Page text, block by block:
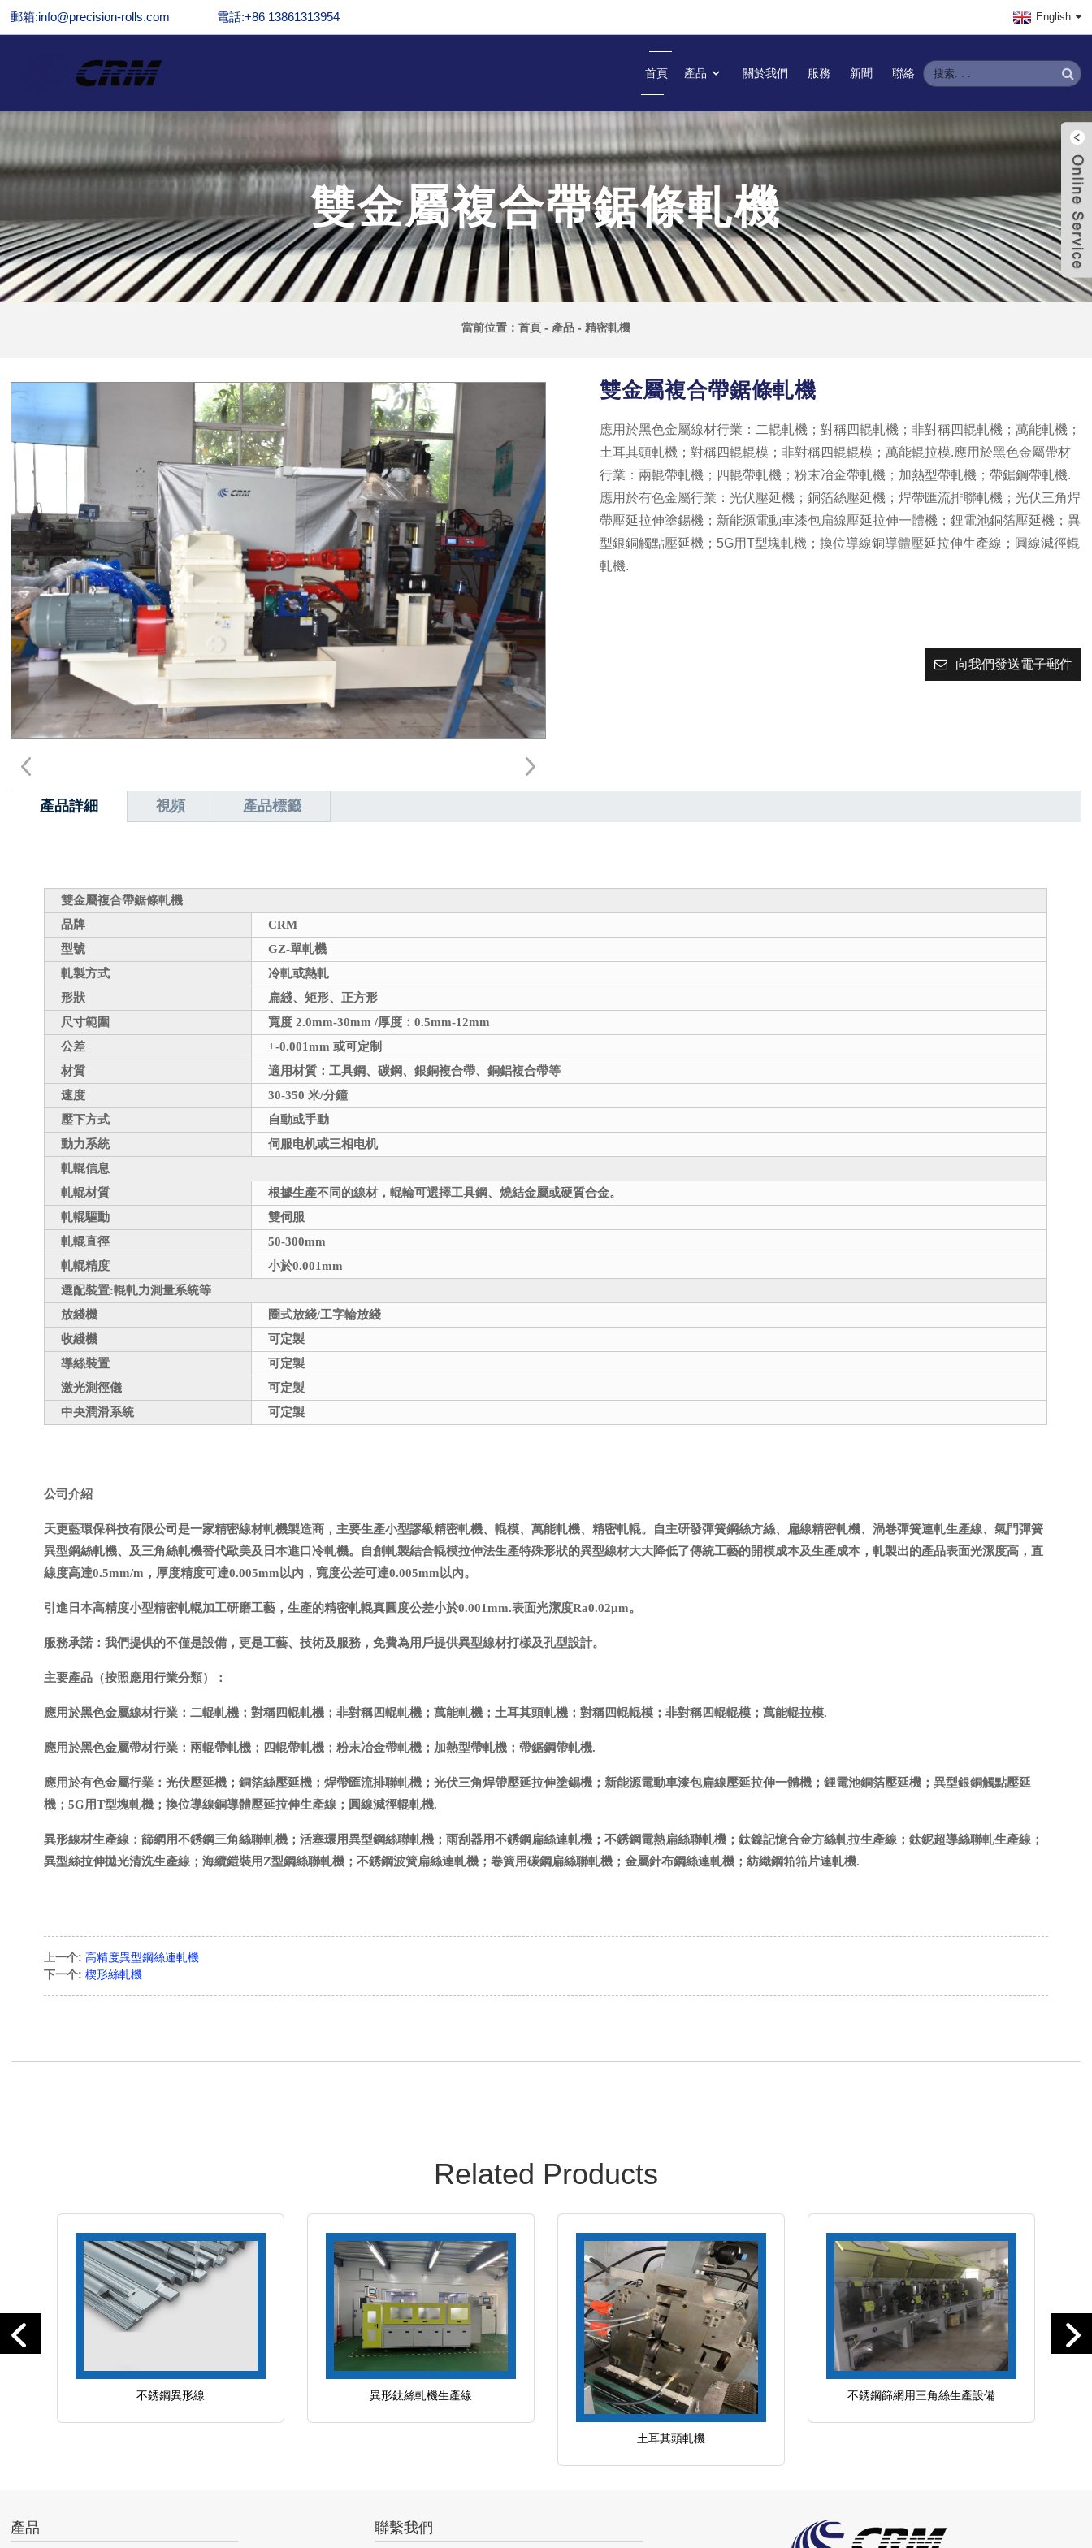
郵箱:info@precision-rolls.com 電話:+86 13861313954 English
首頁 產品 關於我們 服務 新聞 聯絡
雙金屬複合帶鋸條軋機
當前位置： 首頁 - 產品 - 精密軋機
雙金屬複合帶鋸條軋機
應用於黑色金屬線材行業：二輥軋機；對稱四輥軋機；非對稱四輥軋機；萬能軋機；
土耳其頭軋機；對稱四輥輥模；非對稱四輥輥模；萬能輥拉模.應用於黑色金屬帶材
行業：兩輥帶軋機；四輥帶軋機；粉末冶金帶軋機；加熱型帶軋機；帶鋸鋼帶軋機.
應用於有色金屬行業：光伏壓延機；銅箔絲壓延機；焊帶匯流排聯軋機；光伏三角焊
帶壓延拉伸塗錫機；新能源電動車漆包扁線壓延拉伸一體機；鋰電池銅箔壓延機；異
型銀銅觸點壓延機；5G用T型塊軋機；換位導線銅導體壓延拉伸生產線；圓線減徑輥
軋機.
向我們發送電子郵件
產品詳細 視頻 產品標籤
雙金屬複合帶鋸條軋機
品牌
CRM
型號
GZ-單軋機
軋製方式
冷軋或熱軋
形狀
扁綫、矩形、正方形
尺寸範圍
寬度 2.0mm-30mm /厚度：0.5mm-12mm
公差
+-0.001mm或可定制
材質
適用材質：工具鋼、碳鋼、銀銅複合帶、銅鋁複合帶等
速度
30-350米/分鐘
壓下方式
自動或手動
動力系統
伺服电机或三相电机
軋輥信息
軋輥材質
根據生產不同的線材，輥輪可選擇工具鋼、燒結金屬或硬質合金。
軋輥驅動
雙伺服
軋輥直徑
50-300mm
軋輥精度
小於0.001mm
選配裝置:輥軋力測量系統等
放綫機
圈式放綫/工字輪放綫
收綫機
可定製
導絲裝置
可定製
激光測徑儀
可定製
中央潤滑系統
可定製
公司介紹
天更藍環保科技有限公司是一家精密線材軋機製造商，主要生產小型謬級精密軋機、輥模、萬能軋機、精密軋輥。自主研發彈簧鋼絲方絲、扁線精密軋機、渦卷彈簧連軋生產線、氣門彈簧
異型鋼絲軋機、及三角絲軋機替代歐美及日本進口冷軋機。自創軋製結合輥模拉伸法生產特殊形狀的異型線材大大降低了傳統工藝的開模成本及生產成本，軋製出的產品表面光潔度高，直
線度高達0.5mm/m，厚度精度可達0.005mm以內，寬度公差可達0.005mm以內。
引進日本高精度小型精密軋輥加工研磨工藝，生產的精密軋輥真圓度公差小於0.001mm.表面光潔度Ra0.02μm。
服務承諾：我們提供的不僅是設備，更是工藝、技術及服務，免費為用戶提供異型線材打樣及孔型設計。
主要產品（按照應用行業分類）：
應用於黑色金屬線材行業：二輥軋機；對稱四輥軋機；非對稱四輥軋機；萬能軋機；土耳其頭軋機；對稱四輥輥模；非對稱四輥輥模；萬能輥拉模.
應用於黑色金屬帶材行業：兩輥帶軋機；四輥帶軋機；粉末冶金帶軋機；加熱型帶軋機；帶鋸鋼帶軋機.
應用於有色金屬行業：光伏壓延機；銅箔絲壓延機；焊帶匯流排聯軋機；光伏三角焊帶壓延拉伸塗錫機；新能源電動車漆包扁線壓延拉伸一體機；鋰電池銅箔壓延機；異型銀銅觸點壓延
機；5G用T型塊軋機；換位導線銅導體壓延拉伸生產線；圓線減徑輥軋機.
異形線材生產線：篩網用不銹鋼三角絲聯軋機；活塞環用異型鋼絲聯軋機；雨刮器用不銹鋼扁絲連軋機；不銹鋼電熱扁絲聯軋機；鈦鎳記憶合金方絲軋拉生產線；鈦鈮超導絲聯軋生產線；
異型絲拉伸拋光清洗生產線；海纜鎧裝用Z型鋼絲聯軋機；不銹鋼波簧扁絲連軋機；卷簧用碳鋼扁絲聯軋機；金屬針布鋼絲連軋機；紡織鋼筘筘片連軋機.
上一个: 高精度異型鋼絲連軋機
下一个: 楔形絲軋機
Related Products
不銹鋼異形線 異形鈦絲軋機生產線
土耳其頭軋機
不銹鋼篩網用三角絲生產設備
產品 聯繫我們